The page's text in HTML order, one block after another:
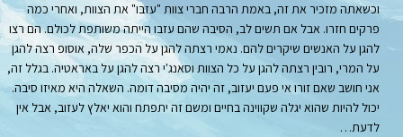
וכשאתה מזכיר את זה, באמת הרבה חברי צוות "עזבו" את הצוות, ואחרי כמה
פרקים חזרו. אבל אם תשים לב, הסיבה שהם עזבו הייתה משותפת לכולם. הם רצו
להגן על האנשים שיקרים להם. נאמי רצתה להגן על הכפר שלה, אוסופ רצה להגן
על המרי, רובין רצתה להגן על כל הצוות וסאנג'י רצה להגן על באראטיה. בגלל זה,
אני חושב שאם זורו אי פעם יעזוב, זה יהיה מסיבה דומה. השאלה היא מאיזו סיבה.
יכול להיות שהוא יגלה שקווינה בחיים ומשם זה יתפתח והוא יאלץ לעזוב, אבל אין
לדעת…